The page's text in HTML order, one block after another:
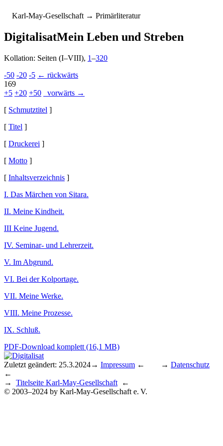
Karl-May-Gesellschaft → Primärliteratur
DigitalisatMein Leben und Streben
Kollation: Seiten (I–VIII), 1–320
-50 -20 -5 ← rückwärts
169
+5 +20 +50
vorwärts →
[ Schmutztitel ]
[ Titel ]
[ Druckerei ]
[ Motto ]
[ Inhaltsverzeichnis ]
I. Das Märchen von Sitara.
II. Meine Kindheit.
III Keine Jugend.
IV. Seminar- und Lehrerzeit.
V. Im Abgrund.
VI. Bei der Kolportage.
VII. Meine Werke.
VIII. Meine Prozesse.
IX. Schluß.
PDF-Download komplett (16,1 MB)
Zuletzt geändert: 25.3.2024→ Impressum ← → Datenschutz
←
→ Titelseite Karl-May-Gesellschaft ←
© 2003–2024 by Karl-May-Gesellschaft e. V.